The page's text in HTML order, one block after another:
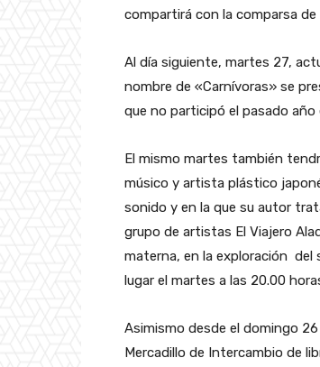
compartirá con la comparsa de
Al día siguiente, martes 27,
nombre de «Carnívoras» se
que no participó el pasado año
El mismo martes también
músico y artista plástico
sonido y en la que su autor
grupo de artistas El Viajero
materna, en la exploración del
lugar el martes a las 20.00
Asimismo desde el domingo
Mercadillo de Intercambio de